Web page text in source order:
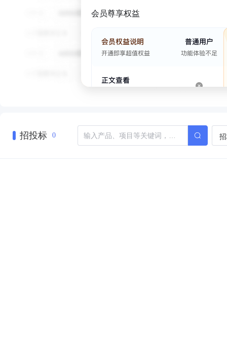
会员尊享权益
招投标 0